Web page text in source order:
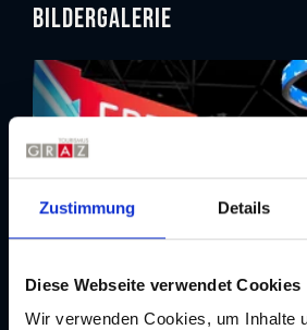
Zustimmung Details
Diese Webseite verwendet Cookies
Wir verwenden Cookies, um Inhalte
Bildergalerie